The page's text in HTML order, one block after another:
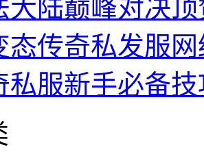
大陆巅峰对决
态传奇私发服
私服新手必备